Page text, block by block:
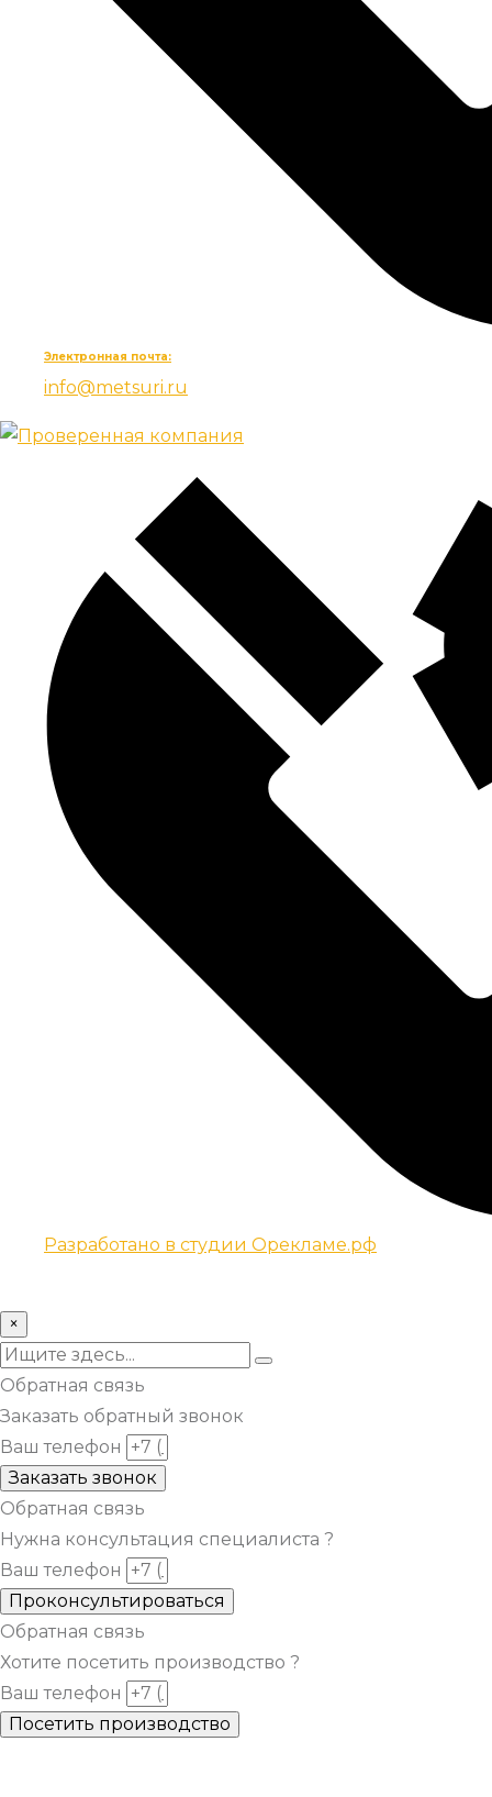
Электронная почта:
info@metsuri.ru
Разработано в студии Орекламе.рф
×
Обратная связь
Заказать обратный звонок
Ваш телефон
Заказать звонок
Обратная связь
Нужна консультация специалиста ?
Ваш телефон
Проконсультироваться
Обратная связь
Хотите посетить производство ?
Ваш телефон
Посетить производство